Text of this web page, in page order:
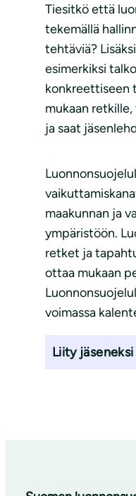
Tiesitkö että
tekemällä
tehtäviä?
esimerkiksi
konkreettiseen
mukaan
ja saat
maakunnan ja
ympäristöön.
retket ja
ottaa mukaan
voimassa
Liity jäseneksi